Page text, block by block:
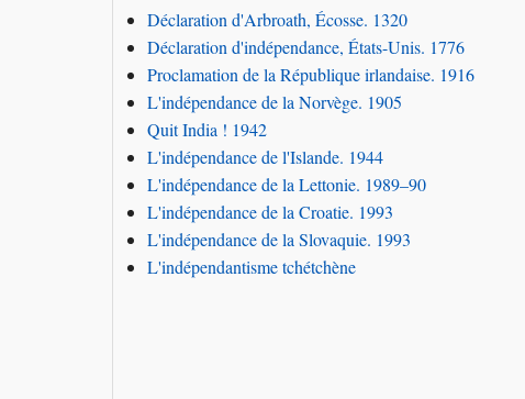
Déclaration d'Arbroath, Écosse. 1320
Déclaration d'indépendance, États-Unis. 1776
Proclamation de la République irlandaise. 1916
L'indépendance de la Norvège. 1905
Quit India ! 1942
L'indépendance de l'Islande. 1944
L'indépendance de la Lettonie. 1989–90
L'indépendance de la Croatie. 1993
L'indépendance de la Slovaquie. 1993
L'indépendantisme tchétchène